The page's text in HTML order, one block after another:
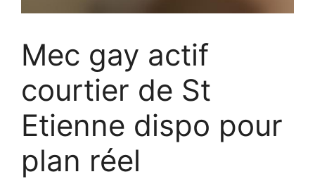
Mec gay actif
courtier de St
Etienne dispo pour
plan réel